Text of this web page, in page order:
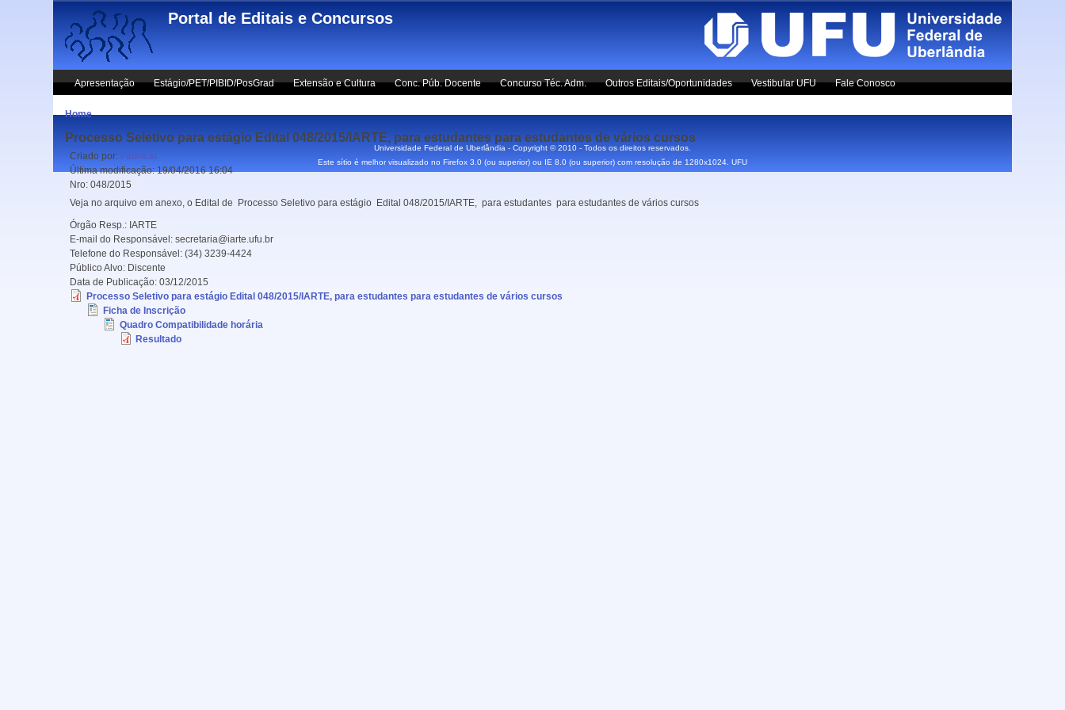
Skip to main content
Portal de Editais e Concursos
Apresentação Estágio/PET/PIBID/PosGrad Extensão e Cultura Conc. Púb. Docente Concurso Téc. Adm. Outros Editais/Oportunidades Vestibular UFU Fale Conosco
Home
Processo Seletivo para estágio Edital 048/2015/IARTE, para estudantes para estudantes de vários cursos
Criado por: Fabricio
Última modificação:19/04/2016 16:04
Nro:048/2015
Veja no arquivo em anexo, o Edital de Processo Seletivo para estágio Edital 048/2015/IARTE, para estudantes para estudantes de vários cursos
Órgão Resp.: IARTE
E-mail do Responsável:secretaria@iarte.ufu.br
Telefone do Responsável:(34) 3239-4424
Público Alvo: Discente
Data de Publicação:03/12/2015
Processo Seletivo para estágio Edital 048/2015/IARTE, para estudantes para estudantes de vários cursos
Ficha de Inscrição
Quadro Compatibilidade horária
Resultado
Universidade Federal de Uberlândia - Copyright © 2010 - Todos os direitos reservados.
Este sítio é melhor visualizado no Firefox 3.0 (ou superior) ou IE 8.0 (ou superior) com resolução de 1280x1024. UFU